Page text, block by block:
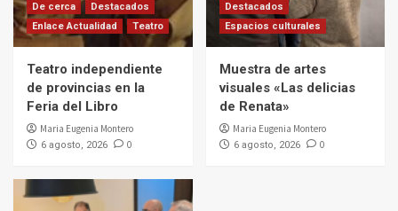
De cerca
Destacados
Enlace Actualidad
Teatro
Teatro independiente
de provincias en la
Feria del Libro
Maria Eugenia Montero
6 agosto, 2026 0
Destacados
Espacios culturales
Muestra de artes
visuales «Las delicias
de Renata»
Maria Eugenia Montero
6 agosto, 2026 0